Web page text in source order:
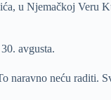
u Njemačkoj Veru
avgusta.
naravno neću raditi.